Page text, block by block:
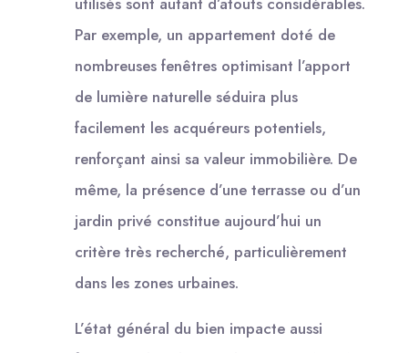
Par exemple, un appartement doté de
nombreuses fenêtres optimisant l’apport
de lumière naturelle séduira plus
facilement les acquéreurs potentiels,
renforçant ainsi sa valeur immobilière. De
même, la présence d’une terrasse ou d’un
jardin privé constitue aujourd’hui un
critère très recherché, particulièrement
dans les zones urbaines.
L’état général du bien impacte aussi